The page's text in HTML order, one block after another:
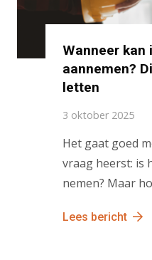
Wanneer kan
aannemen?
letten
3 oktober 2025
Het gaat goed
vraag heerst: is
nemen? Maar
Lees bericht